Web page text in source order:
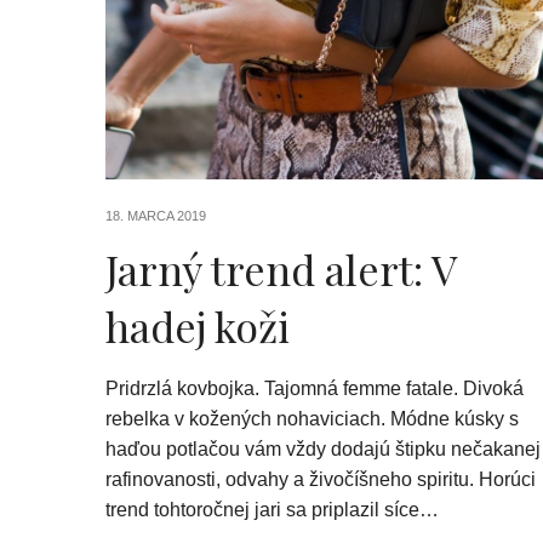
18. MARCA 2019
Jarný trend alert: V
hadej koži
Pridrzlá kovbojka. Tajomná femme fatale. Divoká
rebelka v kožených nohaviciach. Módne kúsky s
haďou potlačou vám vždy dodajú štipku nečakanej
rafinovanosti, odvahy a živočíšneho spiritu. Horúci
trend tohtoročnej jari sa priplazil síce…